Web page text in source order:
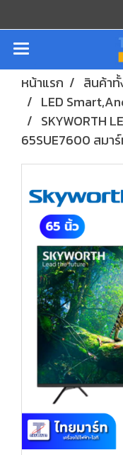
หน้าแรก สินค้า
LED
SKYWORTH
65SUE7600 สมา